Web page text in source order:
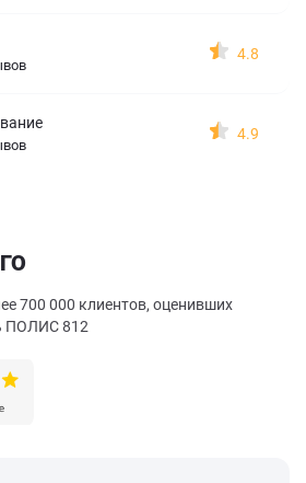
4.8
4.9
700 000 клиентов, оценивших
ПОЛИС 812